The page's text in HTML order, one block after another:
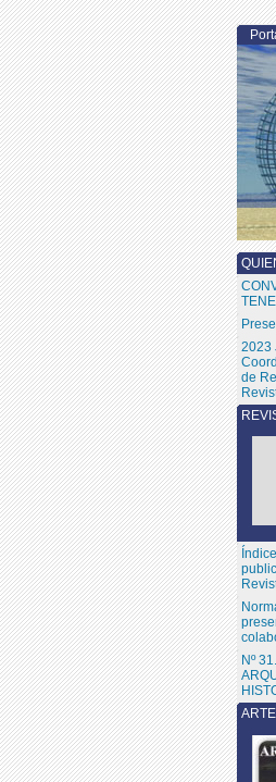
2023
de
ARTE
Nº